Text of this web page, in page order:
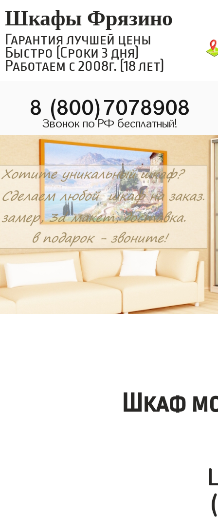
Шкафы Фрязино
Гарантия лучшей цены
Быстро (Сроки 3 дня)
Работаем с 2008г. (18 лет)
8 (800)7078908
Звонок по РФ бесплатный!
Шкаф